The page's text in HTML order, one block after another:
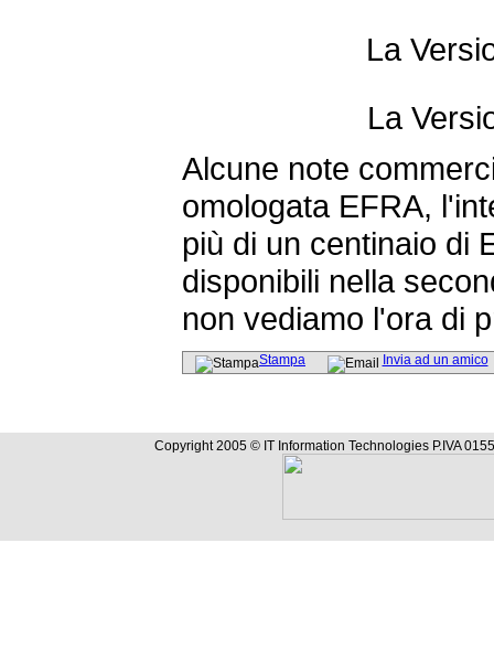
La
La
Alcune note
omologata EFRA,
più di un centinaio di
disponibili nella
non vediamo l'ora di
Stampa Invia ad un amico
Copyright 2005 © IT Information Technologies P.IVA